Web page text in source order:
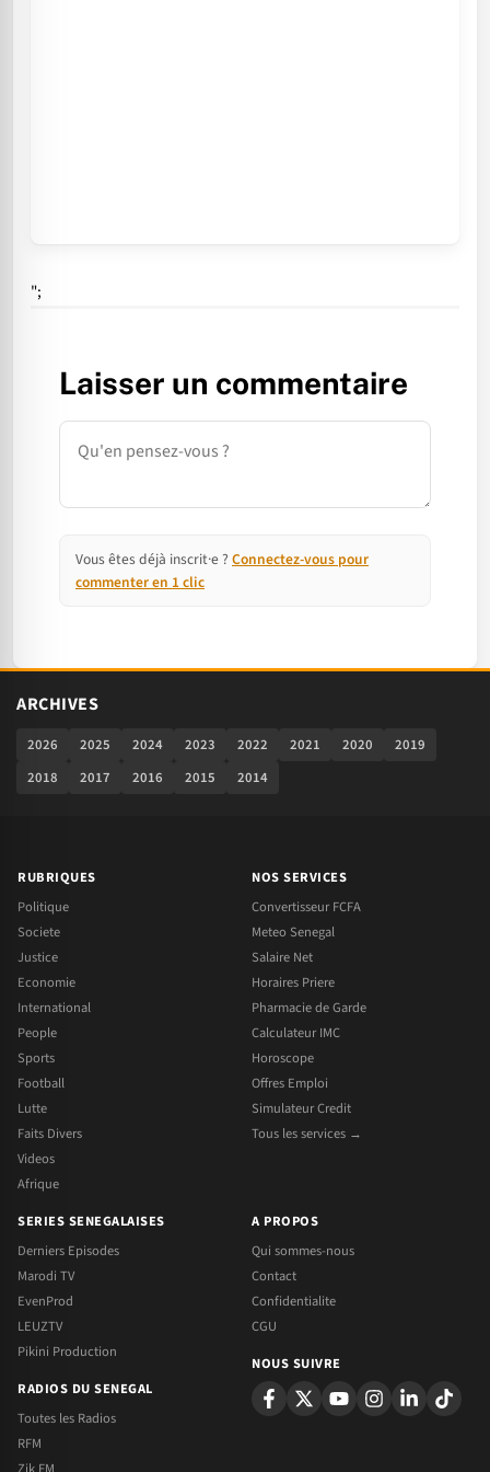
";
Laisser un commentaire
Commentaire
Vous êtes déjà inscrit·e ? Connectez-vous pour
commenter en 1 clic
ARCHIVES
2026 2025 2024 2023 2022 2021 2020
2019
2018
2017 2016 2015 2014
RUBRIQUES
Politique
Societe
Justice
Economie
International
People
Sports
Football
Lutte
Faits Divers
Videos
Afrique
NOS SERVICES
Convertisseur FCFA
Meteo Senegal
Salaire Net
Horaires Priere
Pharmacie de Garde
Calculateur IMC
Horoscope
Offres Emploi
Simulateur Credit
Tous les services →
SERIES SENEGALAISES
Derniers Episodes
Marodi TV
EvenProd
LEUZTV
Pikini Production
RADIOS DU SENEGAL
Toutes les Radios
RFM
A PROPOS
Qui sommes-nous
Contact
Confidentialite
CGU
NOUS SUIVRE